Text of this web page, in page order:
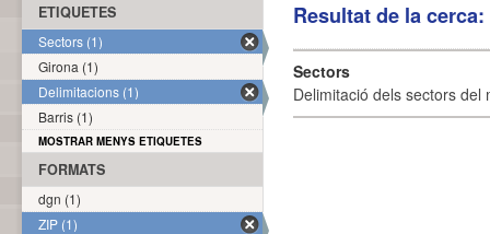
Resultat de la
Sectors
Delimitació dels sectors del
ETIQUETES
Sectors (1)
Girona (1)
Delimitacions (1)
Barris (1)
MOSTRAR MENYS ETIQUETES
FORMATS
dgn (1)
ZIP (1)